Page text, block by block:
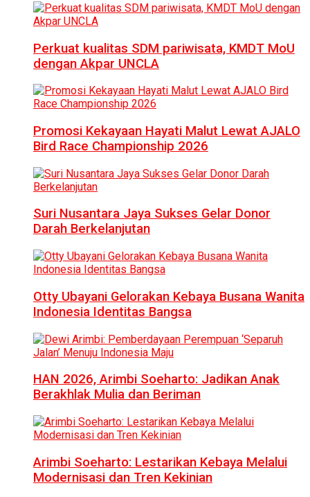
Perkuat kualitas SDM pariwisata, KMDT MoU
dengan Akpar UNCLA
Promosi Kekayaan Hayati Malut Lewat AJALO
Bird Race Championship 2026
Suri Nusantara Jaya Sukses Gelar Donor
Darah Berkelanjutan
Otty Ubayani Gelorakan Kebaya Busana Wanita
Indonesia Identitas Bangsa
HAN 2026, Arimbi Soeharto: Jadikan Anak
Berakhlak Mulia dan Beriman
Arimbi Soeharto: Lestarikan Kebaya Melalui
Modernisasi dan Tren Kekinian